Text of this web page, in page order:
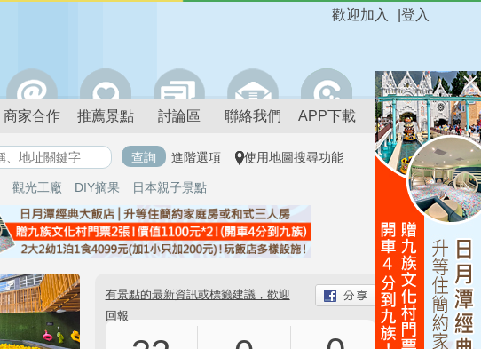
登入
歡迎加入
商家合作 推薦景點 討論區 聯絡我們 APP下載
進階選項 使用地圖搜尋功能
觀光工廠 DIY摘果 日本親子景點
有景點的最新資訊或標籤建議，歡迎
回報